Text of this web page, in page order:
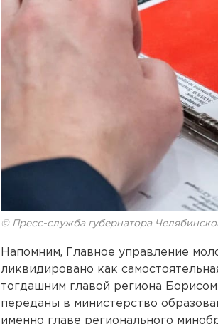
© Пресс-служба губернатора
Напомним, Главное управление
ликвидировано как
тогдашним главой региона
переданы в министерство
именно главе регионального